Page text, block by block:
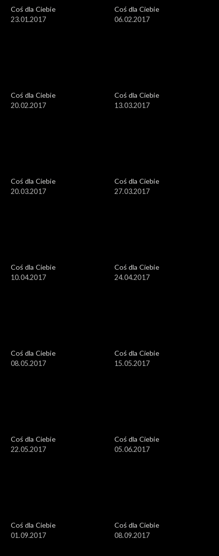
Coś dla Ciebie
23.01.2017
Coś dla Ciebie
06.02.2017
Coś dla Ciebie
20.02.2017
Coś dla Ciebie
13.03.2017
Coś dla Ciebie
20.03.2017
Coś dla Ciebie
27.03.2017
Coś dla Ciebie
10.04.2017
Coś dla Ciebie
24.04.2017
Coś dla Ciebie
08.05.2017
Coś dla Ciebie
15.05.2017
Coś dla Ciebie
22.05.2017
Coś dla Ciebie
05.06.2017
Coś dla Ciebie
01.09.2017
Coś dla Ciebie
08.09.2017